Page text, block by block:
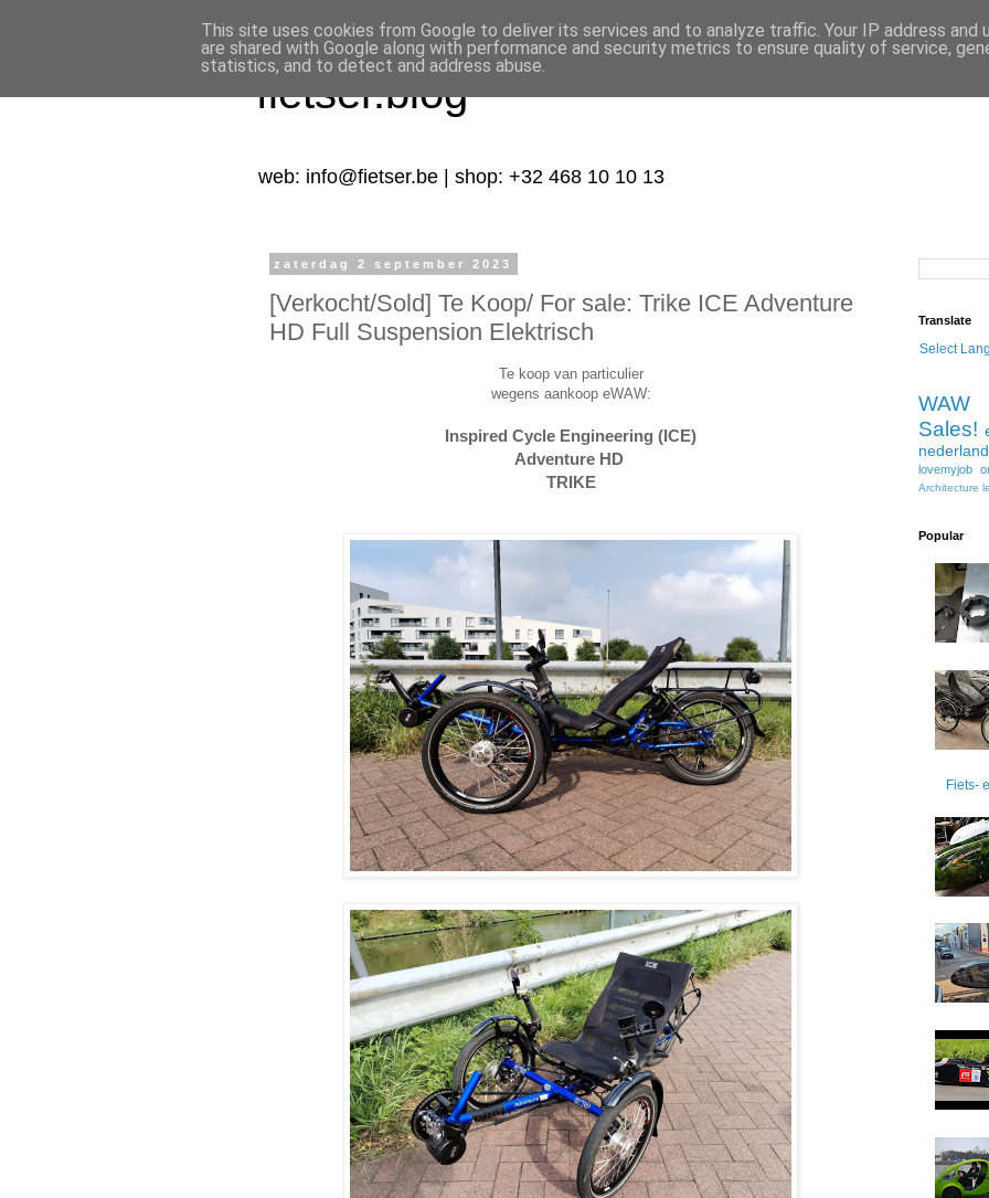
fietser.blog
web: info@fietser.be | shop: +32 468 10 10 13
zaterdag 2 september 2023
[Verkocht/Sold] Te Koop/ For sale: Trike ICE Adventure
HD Full Suspension Elektrisch
Te koop van particulier
wegens aankoop eWAW:
Inspired Cycle Engineering (ICE)
Adventure HD
TRIKE
Translate
Select
WAW
Sales!
lovemyjob
Architecture
Popular
Fiets-
This site uses cookies from Google to deliver its services and to analyze traffic. Your IP address and
are shared with Google along with performance and security metrics to ensure quality of service,
statistics, and to detect and address abuse.